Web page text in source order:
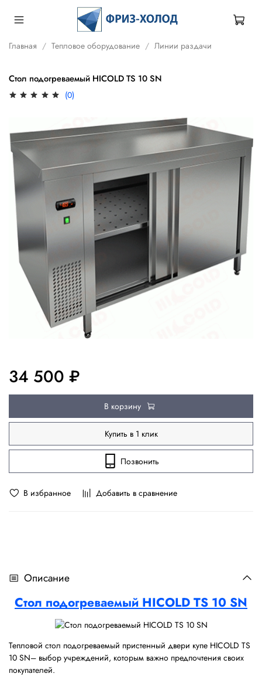
Главная Тепловое оборудование Линии раздачи
Стол подогреваемый HICOLD TS 10 SN
(0)
В избранное Добавить в сравнение
34 500 ₽
В корзину
Купить в 1 клик
Позвонить
Описание
Стол подогреваемый HICOLD TS 10 SN
Тепловой стол подогреваемый пристенный двери купе HICOLD TS
10 SN– выбор учреждений, которым важно предпочтения своих
покупателей.